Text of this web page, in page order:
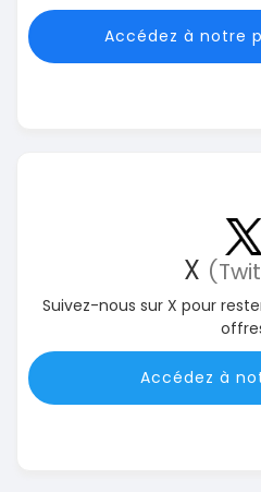
Accédez à notre
X
Suivez-nous sur X pour
Accédez à